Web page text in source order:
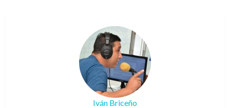
Iván Briceño